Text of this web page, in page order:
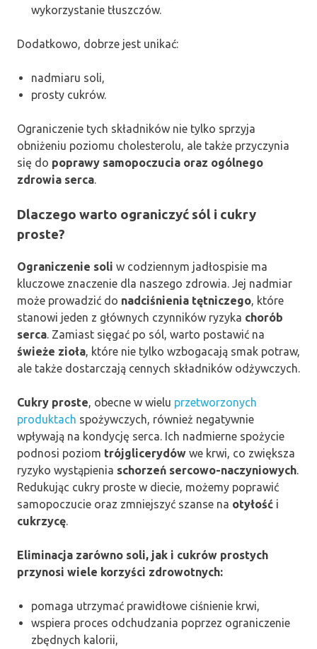
wykorzystanie tłuszczów.
Dodatkowo, dobrze jest unikać:
nadmiaru soli,
prosty cukrów.
Ograniczenie tych składników nie tylko sprzyja
obniżeniu poziomu cholesterolu, ale także przyczynia
się do poprawy samopoczucia oraz ogólnego
zdrowia serca.
Dlaczego warto ograniczyć sól i cukry
proste?
Ograniczenie soli w codziennym jadłospisie ma
kluczowe znaczenie dla naszego zdrowia. Jej nadmiar
może prowadzić do nadciśnienia tętniczego , które
stanowi jeden z głównych czynników ryzyka chorób
serca . Zamiast sięgać po sól, warto postawić na
świeże zioła , które nie tylko wzbogacają smak potraw,
ale także dostarczają cennych składników odżywczych.
Cukry proste , obecne w wielu przetworzonych
produktach spożywczych, również negatywnie
wpływają na kondycję serca. Ich nadmierne spożycie
podnosi poziom trójglicerydów we krwi, co zwiększa
ryzyko wystąpienia schorzeń sercowo-naczyniowych
Redukując cukry proste w diecie, możemy poprawić
samopoczucie oraz zmniejszyć szanse na otyłość i
cukrzycę
Eliminacja zarówno soli, jak i cukrów prostych
przynosi wiele korzyści zdrowotnych:
pomaga utrzymać prawidłowe ciśnienie krwi,
wspiera proces odchudzania poprzez ograniczenie
zbędnych kalorii,